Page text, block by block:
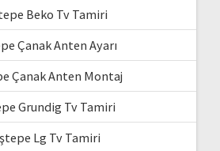
Beko Tv Tamiri
Çanak Anten Ayarı
Çanak Anten Montaj
Grundig Tv Tamiri
Lg Tv Tamiri